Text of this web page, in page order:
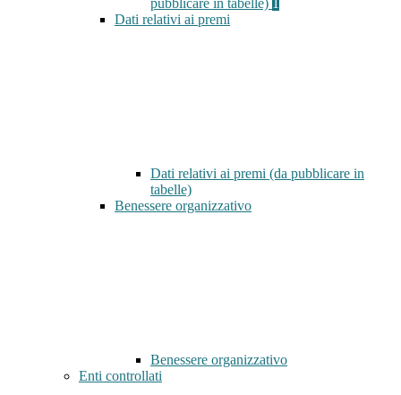
pubblicare in tabelle)
Dati relativi ai premi
Dati relativi ai premi (da pubblicare in
tabelle)
Benessere organizzativo
Benessere organizzativo
Enti controllati